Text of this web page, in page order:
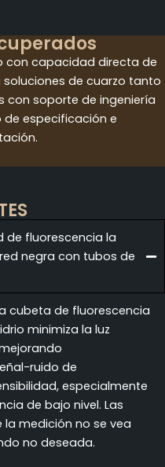
con capacidad directa de
soluciones de cuarzo tanto
con soporte de ingeniería
especificación e
de fluorescencia la
negra con tubos de
cubeta de fluorescencia
minimiza la luz
ruido de
especialmente
de bajo nivel. Las
medición no se vea
no deseada.